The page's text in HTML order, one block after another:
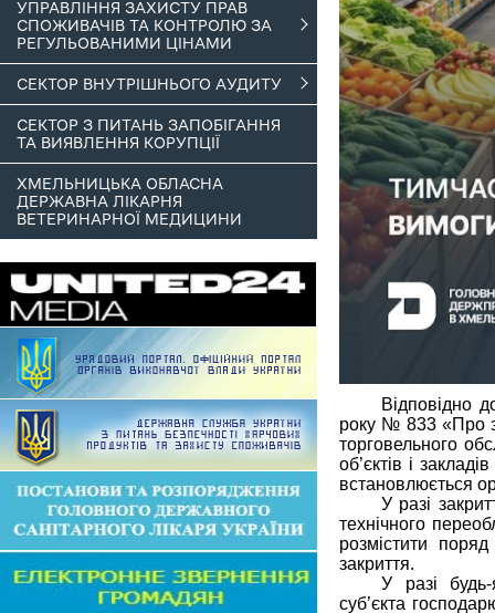
УПРАВЛІННЯ ЗАХИСТУ ПРАВ
СПОЖИВАЧІВ ТА КОНТРОЛЮ ЗА
РЕГУЛЬОВАНИМИ ЦІНАМИ
СЕКТОР ВНУТРІШНЬОГО АУДИТУ
СЕКТОР З ПИТАНЬ ЗАПОБІГАННЯ
ТА ВИЯВЛЕННЯ КОРУПЦІЇ
ХМЕЛЬНИЦЬКА ОБЛАСНА
ДЕРЖАВНА ЛІКАРНЯ
ВЕТЕРИНАРНОЇ МЕДИЦИНИ
Відповідно
року № 833 «Про
торговельного
об’єктів і
встановлюється
У разі
технічного
розмістити
закриття.
У разі
суб’єкта